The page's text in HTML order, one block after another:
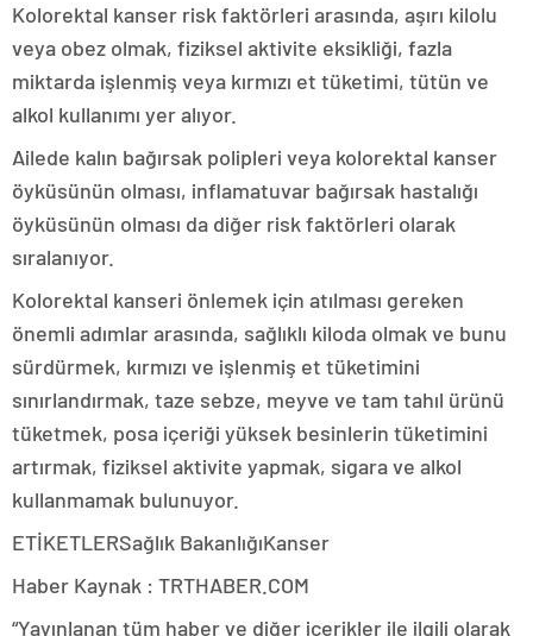
Kolorektal kanser risk faktörleri arasında, aşırı kilolu
veya obez olmak, fiziksel aktivite eksikliği, fazla
miktarda işlenmiş veya kırmızı et tüketimi, tütün ve
alkol kullanımı yer alıyor.
Ailede kalın bağırsak polipleri veya kolorektal kanser
öyküsünün olması, inflamatuvar bağırsak hastalığı
öyküsünün olması da diğer risk faktörleri olarak
sıralanıyor.
Kolorektal kanseri önlemek için atılması gereken
önemli adımlar arasında, sağlıklı kiloda olmak ve bunu
sürdürmek, kırmızı ve işlenmiş et tüketimini
sınırlandırmak, taze sebze, meyve ve tam tahıl ürünü
tüketmek, posa içeriği yüksek besinlerin tüketimini
artırmak, fiziksel aktivite yapmak, sigara ve alkol
kullanmamak bulunuyor.
ETİKETLERSağlık BakanlığıKanser
Haber Kaynak : TRTHABER.COM
“Yayınlanan tüm haber ve diğer içerikler ile ilgili olarak